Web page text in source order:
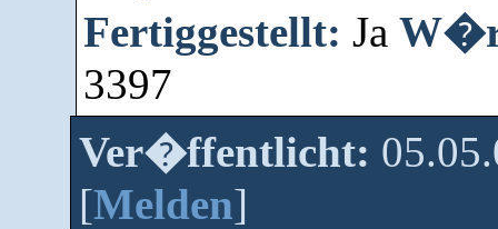
Fertiggestellt: Ja
3397
Ver�ffentlicht:
[Melden]